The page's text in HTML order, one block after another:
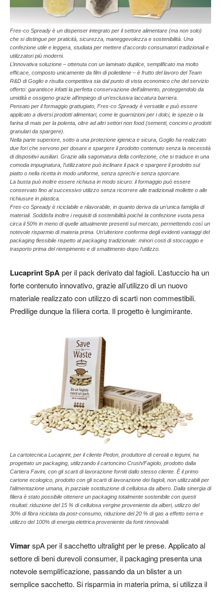
Fres-co Spready è un dispenser integrato per il settore alimentare (ma non solo)
che si distingue per praticità, sicurezza, maneggevolezza e sostenibilità. Una
confezione utile e leggera, studiata per mettere d’accordo consumatori tradizionali e
utilizzatori più moderni.
L’innovativa soluzione – ottenuta con un laminato duplice, semplificato ma molto
efficace, composto unicamente da film di polietilene – è frutto del lavoro del Team
R&D di Goglio e risulta competitiva sia dal punto di vista economico che del servizio
offerto: garantisce infatti la perfetta conservazione dell’alimento, proteggendolo da
umidità e ossigeno grazie all’impiego di un’esclusiva laccatura barriera.
Pensato per il formaggio grattugiato, Fres-co Spready è versatile e può essere
applicato a diversi prodotti alimentari, come le guarnizioni per i dolci, le spezie o la
farina di mais per la polenta, oltre ad altri settori non food (sementi, concimi o prodotti
granulari da spargere).
Nella parte superiore, sotto a una protezione igienica e sicura, Goglio ha realizzato
due fori che servono per dosare e spargere il prodotto contenuto senza la necessità
di dispositivi ausiliari. Grazie alla sagomatura della confezione, che si traduce in una
comoda impugnatura, l’utilizzatore può inclinare il pack e spargere il prodotto sul
piatto o nella ricetta in modo uniforme, senza sprechi e senza sporcare.
La busta può inoltre essere richiusa in modo sicuro: il formaggio può essere
conservato fino al successivo utilizzo senza ricorrere alle tradizionali mollette o alle
richiusure in plastica.
Fres-co Spready è riciclabile e rilavorabile, in quanto deriva da un’unica famiglia di
materiali. Soddisfa inoltre i requisiti di sostenibilità poiché la confezione vuota pesa
circa il 50% in meno di quelle attualmente presenti sul mercato, permettendo così un
notevole risparmio di materia prima. Un’ulteriore conferma degli evidenti vantaggi del
packaging flessibile rispetto al packaging tradizionale: minori costi di stoccaggio e
trasporto prima del riempimento e di smaltimento dopo l’utilizzo.
Lucaprint SpAper il pack derivato dal fagioli. L’astuccio ha un
forte contenuto innovativo, grazie all’utilizzo di un nuovo
materiale realizzato con utilizzo di scarti non commestibili.
Predilige dunque la filiera corta. Il progetto è lungimirante.
La cartotecnica Lucaprint, per il cliente Pedon, produttore di cereali e legumi, ha
progettato un packaging, utilizzando il cartoncino Crush/Fagiolo, prodotto dalla
Cartiera Favini, con gli scarti di lavorazione forniti dallo stesso cliente. È il primo
cartone ecologico, prodotto con gli scarti di lavorazione dei fagioli, non utilizzabili per
l’alimentazione umana, in parziale sostituzione di cellulosa da albero. Dalla sinergia di
filiera è stato possibile ottenere un packaging totalmente sostenibile con questi
risultati: riduzione del 15 % di cellulosa vergine proveniente da alberi, utilizzo del
30% di fibra riciclata da post-consumo, riduzione del 20 % di gas a effetto serra e
utilizzo del 100% di energia elettrica proveniente da fonti rinnovabili.
VimarspA per il sacchetto ultralight per le prese. Applicato al
settore di beni durevoli consumer, il packaging presenta una
notevole semplificazione, passando da un blister a un
semplice sacchetto. Si risparmia in materia prima, si utilizza il